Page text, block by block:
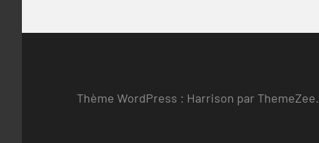
Thème WordPress : Harrison par ThemeZee.